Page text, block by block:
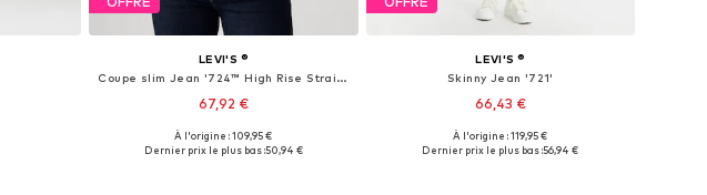
LEVI'S ®
Coupe slim Jean '724™ High Rise Straight'
67,92 €
+16
Disponible en plusieurs tailles
À l'origine : 109,95 €
Dernier prix le plus bas :50,94 €
LEVI'S ®
Skinny Jean '721'
66,43 €
+16
Disponible en plusieurs tailles
À l'origine : 119,95 €
Dernier prix le plus bas :56,94 €